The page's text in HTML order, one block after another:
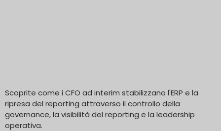
Scoprite come i CFO ad interim stabilizzano l'ERP e la
ripresa del reporting attraverso il controllo della
governance, la visibilità del reporting e la leadership
operativa.